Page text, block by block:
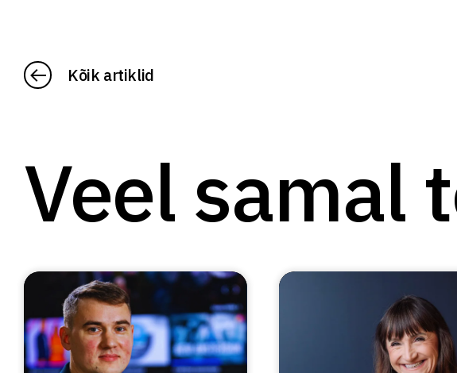
Kõik artiklid
Veel samal